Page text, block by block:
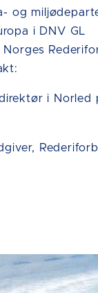
og
i DNV GL
Norges
i